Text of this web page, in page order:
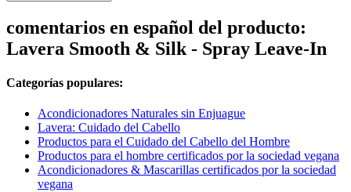
comentarios en español del producto:
Lavera Smooth & Silk - Spray Leave-In
Categorías populares:
Acondicionadores Naturales sin Enjuague
Lavera: Cuidado del Cabello
Productos para el Cuidado del Cabello del Hombre
Productos para el hombre certificados por la sociedad vegana
Acondicionadores & Mascarillas certificados por la sociedad
vegana